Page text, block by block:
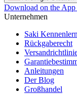
Download on the App
Unternehmen
Saki
Rückgaberecht
Anleitungen
Der Blog
Großhandel